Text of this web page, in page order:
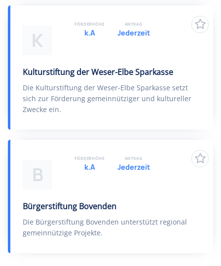
K
Kulturstiftung der Weser-Elbe Sparkasse
Die Kulturstiftung der Weser-Elbe Sparkasse setzt
sich zur Förderung gemeinnütziger und kultureller
Zwecke ein.
FÖRDERHÖHE
k.A
ANTRAG
Jederzeit
B
Bürgerstiftung Bovenden
Die Bürgerstiftung Bovenden unterstützt regional
gemeinnützige Projekte.
FÖRDERHÖHE
k.A
ANTRAG
Jederzeit